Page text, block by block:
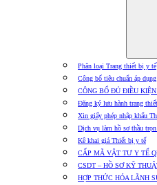
Phân loại Trang thiết bị y tế
Công bố tiêu chuẩn áp
CÔNG BỐ ĐỦ ĐIỀU
Đăng ký lưu hành trang
Xin giấy phép nhập khẩu
Dịch vụ làm hồ sơ thầu
Kê khai giá Thiết bị y tế
CẤP MÃ VẬT TƯ Y TẾ
CSDT – HỒ SƠ KỸ
HỢP THỨC HÓA LÃNH